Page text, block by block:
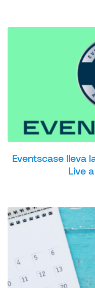
Eventscase lleva
Live